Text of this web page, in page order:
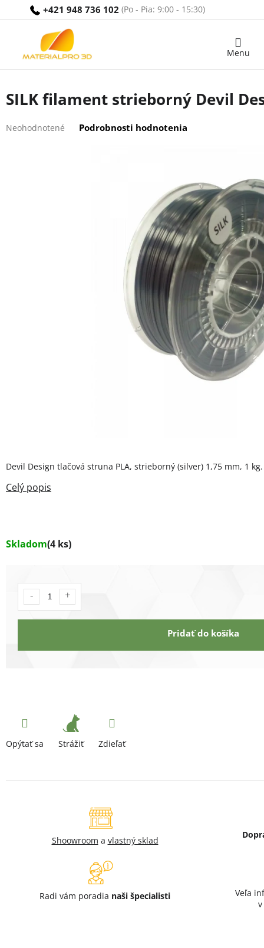
+421 948 736 102
Nákupný
SILK filament strieborný Devil
hodnotenie
Neohodnotené Podrobnosti hodnotenia
Skladom(4 ks)
Pridať do košíka
Devil Design tlačová struna PLA, strieborný (silver) 1,75 mm, 1 kg.
Opýtať sa Strážiť Zdieľať
Shoowroom a vlastný sklad
Radi vám poradia naši špecialisti
Veľa
v